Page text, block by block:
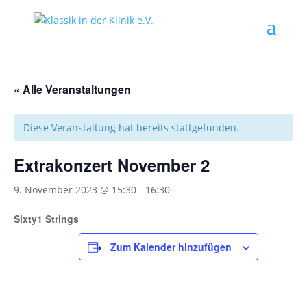
« Alle Veranstaltungen
Diese Veranstaltung hat bereits stattgefunden.
Extrakonzert November 2
9. November 2023 @ 15:30 - 16:30
Sixty1 Strings
Zum Kalender hinzufügen